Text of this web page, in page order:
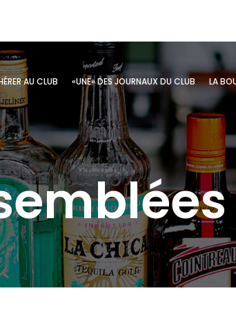
AU CLUB «UNE» DES JOURNAUX DU CLUB LA